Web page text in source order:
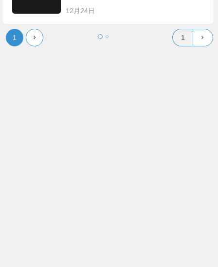
12月24日
1